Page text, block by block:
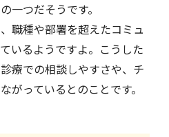
一つだそうです。
職種や部署を超えたコミュ
いるようですよ。こうした
療での相談しやすさや、チ
がっているとのことです。